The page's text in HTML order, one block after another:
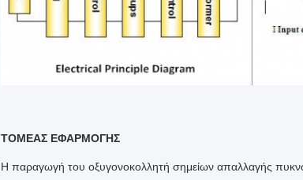
ΤΟΜΕΑΣ ΕΦΑΡΜΟΓΗΣ
Η παραγωγή του οξυγονοκολλητή σημείων απαλλαγής